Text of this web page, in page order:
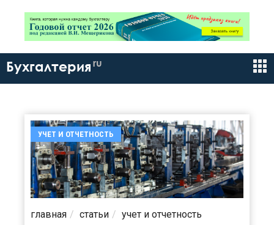
Бухгалтерия ru
УЧЕТ И ОТЧЕТНОСТЬ
главная статьи учет и отчетность